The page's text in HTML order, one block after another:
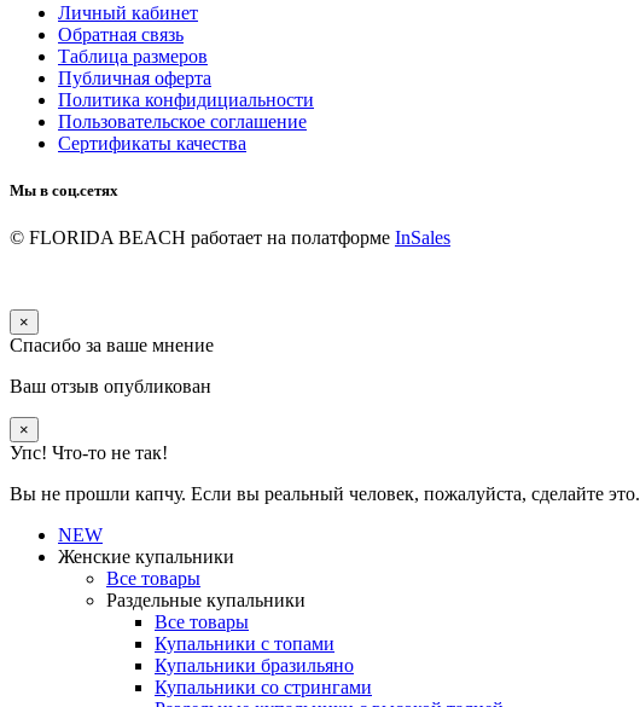
Личный кабинет
Обратная связь
Таблица размеров
Публичная оферта
Политика конфидициальности
Пользовательское соглашение
Сертификаты качества
Мы в соц.сетях
© FLORIDA BEACH работает на полатформе InSales
×
Спасибо за ваше мнение
Ваш отзыв опубликован
×
Упс! Что-то не так!
Вы не прошли капчу. Если вы реальный человек, пожалуйста, сделайте это.
NEW
Женские купальники
Все товары
Раздельные купальники
Все товары
Купальники с топами
Купальники бразильяно
Купальники со стрингами